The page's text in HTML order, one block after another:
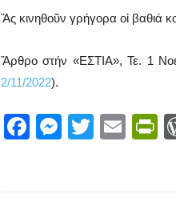
Ἄς κινηθοῦν γρήγορα οἱ βαθιά
Ἄρθρο στήν «ΕΣΤΙΑ», Τε. 1
2/11/2022).
F
M
T
E